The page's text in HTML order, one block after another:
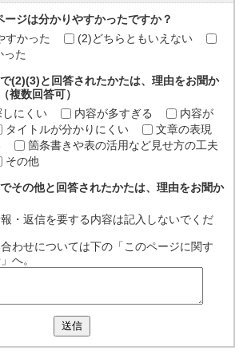
ージは分かりやすかったですか？
すかった
(2)どちらともいえない
った
(2)(3)と回答されたかたは、理由をお聞か
複数回答可）
にくい
内容が多すぎる
内容が
タイトルが分かりにくい
文章の表現
箇条書きや表の活用など見せ方の工夫
その他
その他と回答されたかたは、理由をお聞か
・返信を要する内容は記入しないでくだ
わせについては下の「このページに関す
へ。
送信